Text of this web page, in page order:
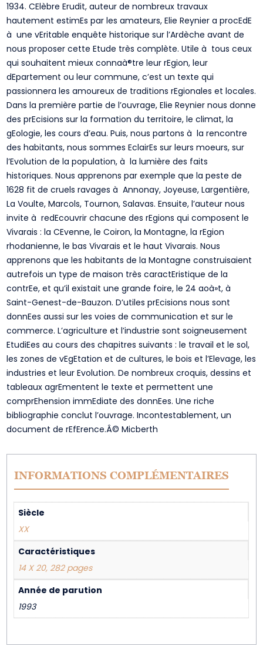
1934. CElèbre Erudit, auteur de nombreux travaux
hautement estimEs par les amateurs, Elie Reynier a procEdE
à une vEritable enquête historique sur l’Ardèche avant de
nous proposer cette Etude très complète. Utile à tous ceux
qui souhaitent mieux connaà®tre leur rEgion, leur
dEpartement ou leur commune, c’est un texte qui
passionnera les amoureux de traditions rEgionales et locales.
Dans la première partie de l’ouvrage, Elie Reynier nous donne
des prEcisions sur la formation du territoire, le climat, la
gEologie, les cours d’eau. Puis, nous partons à la rencontre
des habitants, nous sommes EclairEs sur leurs moeurs, sur
l’Evolution de la population, à la lumière des faits
historiques. Nous apprenons par exemple que la peste de
1628 fit de cruels ravages à Annonay, Joyeuse, Largentière,
La Voulte, Marcols, Tournon, Salavas. Ensuite, l’auteur nous
invite à redEcouvrir chacune des rEgions qui composent le
Vivarais : la CEvenne, le Coiron, la Montagne, la rEgion
rhodanienne, le bas Vivarais et le haut Vivarais. Nous
apprenons que les habitants de la Montagne construisaient
autrefois un type de maison très caractEristique de la
contrEe, et qu’il existait une grande foire, le 24 aoà»t, à
Saint-Genest-de-Bauzon. D’utiles prEcisions nous sont
donnEes aussi sur les voies de communication et sur le
commerce. L’agriculture et l’industrie sont soigneusement
EtudiEes au cours des chapitres suivants : le travail et le sol,
les zones de vEgEtation et de cultures, le bois et l’Elevage, les
industries et leur Evolution. De nombreux croquis, dessins et
tableaux agrEmentent le texte et permettent une
comprEhension immEdiate des donnEes. Une riche
bibliographie conclut l’ouvrage. Incontestablement, un
document de rEfErence.Â© Micberth
INFORMATIONS COMPLÉMENTAIRES
Siècle
XX
Caractéristiques
14 X 20, 282 pages
Année de parution
1993